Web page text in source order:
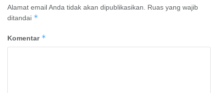
Alamat email Anda tidak akan dipublikasikan.
Ruas yang wajib
ditandai *
Komentar *